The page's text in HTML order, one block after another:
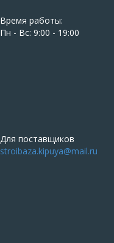
Время работы:
Пн - Вс: 9:00 - 19:00
Для поставщиков
stroibaza.kipuya@mail.ru